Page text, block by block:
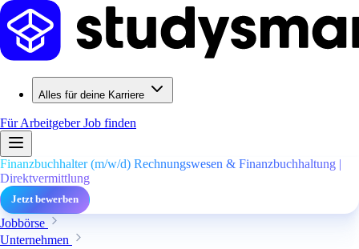
Alles für deine Karriere
Für ArbeitgeberJob finden
Finanzbuchhalter (m/w/d) Rechnungswesen & Finanzbuchhaltung |
Direktvermittlung
Jetzt bewerben
Jobbörse
Unternehmen